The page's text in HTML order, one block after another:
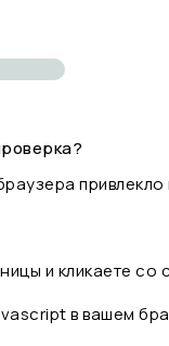
и кликаете
в вашем